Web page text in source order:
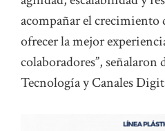
acompañar el crecimiento
ofrecer la mejor
colaboradores”, señalaron
Tecnología y Canales